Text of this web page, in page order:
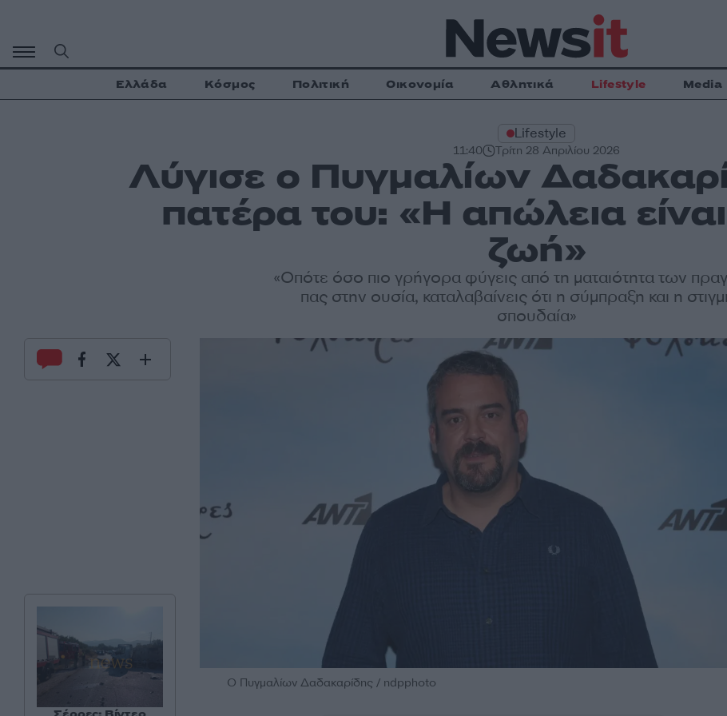
περιεχόμενο
Ελλάδα Κόσμος Πολιτική Οικονομία Αθλητικά Lifestyle Media
Lifestyle
11:40 Τρίτη 28 Απριλίου 2026
Λύγισε ο Πυγμαλίων
πατέρα του: «Η απώλεια
ζωή»
«Οπότε όσο πιο γρήγορα φύγεις από τη ματαιότητα των
πας στην ουσία, καταλαβαίνεις ότι η σύμπραξη και η
σπουδαία»
Ο Πυγμαλίων Δαδακαρίδης / ndpphoto